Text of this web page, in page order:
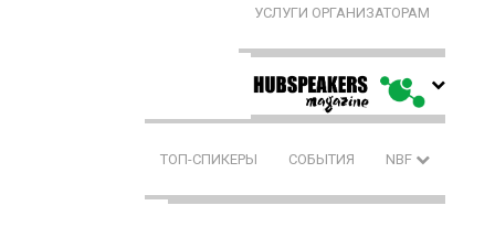
УСЛУГИ ОРГАНИЗАТОРАМ
ТОП-СПИКЕРЫ СОБЫТИЯ NBF